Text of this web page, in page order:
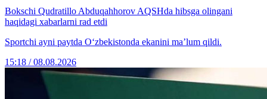
Bokschi Qudratillo Abduqahhorov AQSHda hibsga olingani
haqidagi xabarlarni rad etdi
Sportchi ayni paytda O‘zbekistonda ekanini ma’lum qildi.
15:18 / 08.08.2026